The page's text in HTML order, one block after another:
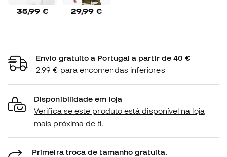
35,99 € 29,99 €
Envio gratuito a Portugal a partir de 40 €
2,99 € para encomendas inferiores
Disponibilidade em loja
Verifica se este produto está disponível na loja
mais próxima de ti.
Primeira troca de tamanho gratuita.